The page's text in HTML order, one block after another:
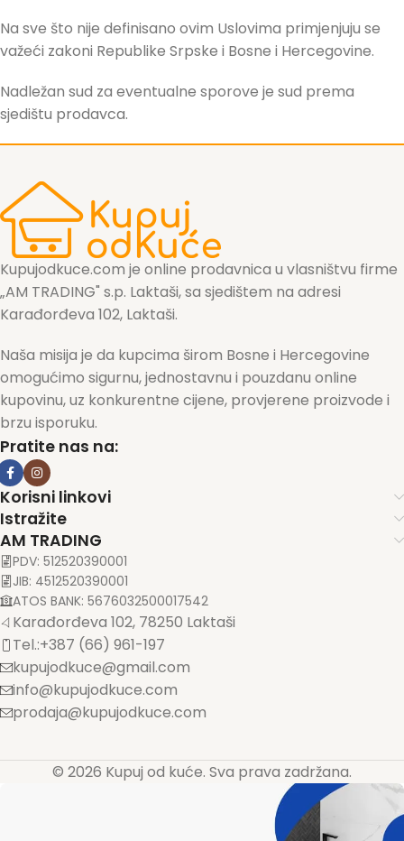
Na sve što nije definisano ovim Uslovima primjenjuju se
važeći zakoni Republike Srpske i Bosne i Hercegovine.
Nadležan sud za eventualne sporove je sud prema
sjedištu prodavca.
Kupujodkuce.com je online prodavnica u vlasništvu firme
„AM TRADING" s.p. Laktaši, sa sjedištem na adresi
Karađorđeva 102, Laktaši.
Naša misija je da kupcima širom Bosne i Hercegovine
omogućimo sigurnu, jednostavnu i pouzdanu online
kupovinu, uz konkurentne cijene, provjerene proizvode i
brzu isporuku.
Pratite nas na:
Korisni linkovi
Istražite
AM TRADING
PDV: 512520390001
JIB: 4512520390001
ATOS BANK: 5676032500017542
Karađorđeva 102, 78250 Laktaši
Tel.:+387 (66) 961-197
kupujodkuce@gmail.com
info@kupujodkuce.com
prodaja@kupujodkuce.com
© 2026 Kupuj od kuće. Sva prava zadržana.